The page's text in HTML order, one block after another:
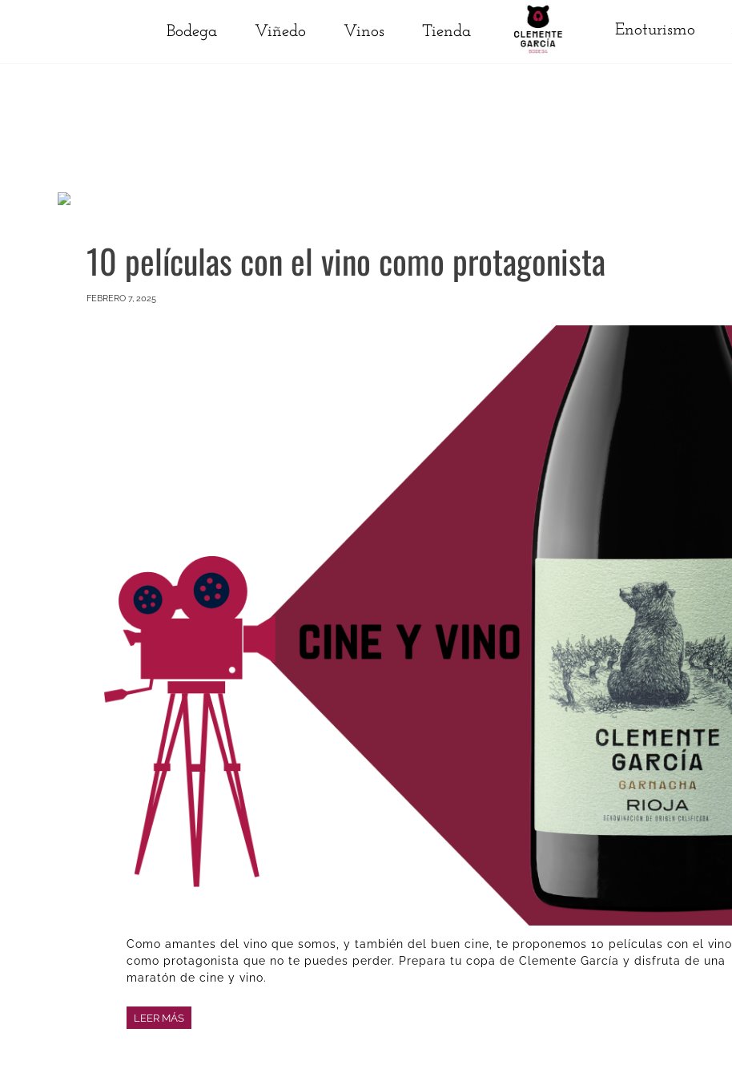
Bodega Viñedo Vinos Tienda Enoturismo
10 películas con el vino como protagonista
FEBRERO 7, 2025
Como amantes del vino que somos, y también del buen cine, te proponemos 10 películas con el vino
como protagonista que no te puedes perder. Prepara tu copa de Clemente García y disfruta de una
maratón de cine y vino.
LEER MÁS